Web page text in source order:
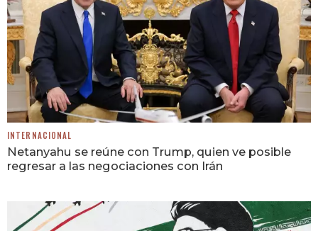
INTERNACIONAL
Netanyahu se reúne con Trump, quien ve posible
regresar a las negociaciones con Irán